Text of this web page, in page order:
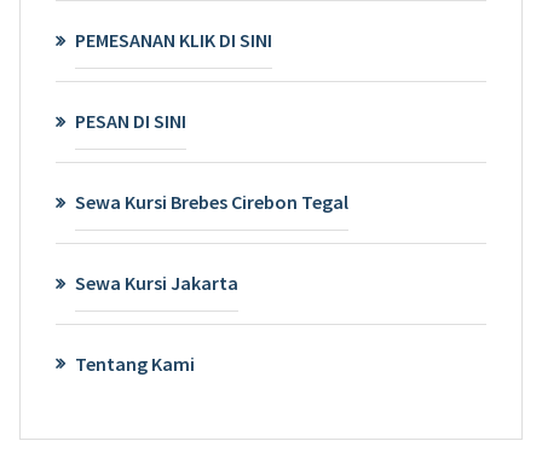
PEMESANAN KLIK DI SINI
PESAN DI SINI
Sewa Kursi Brebes Cirebon Tegal
Sewa Kursi Jakarta
Tentang Kami